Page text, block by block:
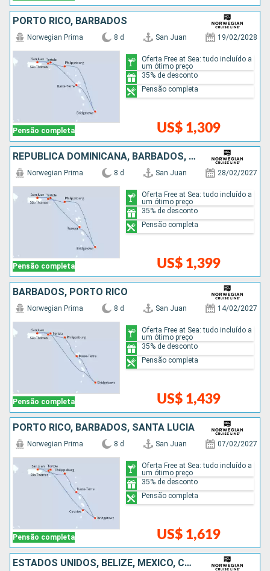
PORTO RICO, BARBADOS
Pensão completa
Norwegian Prima 8 d San Juan 19/02/2028
US$ 1,309
Oferta Free at Sea: tudo incluído a
um ótimo preço
35% de desconto
Pensão completa
REPUBLICA DOMINICANA, BARBADOS, PORTO RICO
Pensão completa
Norwegian Prima 8 d San Juan 28/02/2027
US$ 1,399
Oferta Free at Sea: tudo incluído a
um ótimo preço
35% de desconto
Pensão completa
BARBADOS, PORTO RICO
Pensão completa
Norwegian Prima 8 d San Juan 14/02/2027
US$ 1,439
Oferta Free at Sea: tudo incluído a
um ótimo preço
35% de desconto
Pensão completa
PORTO RICO, BARBADOS, SANTA LUCIA
Pensão completa
Norwegian Prima 8 d San Juan 07/02/2027
US$ 1,619
Oferta Free at Sea: tudo incluído a
um ótimo preço
35% de desconto
Pensão completa
ESTADOS UNIDOS, BELIZE, MÉXICO, COSTA RICA, PANAMÁ, COLOMBIA, ISLAS CAIMÁN